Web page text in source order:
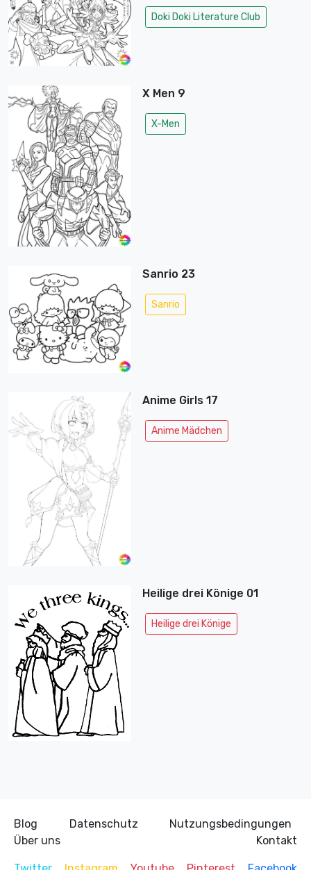
Doki Doki Literature Club
X Men 9
X-Men
Sanrio 23
Sanrio
Anime Girls 17
Anime Mädchen
Heilige drei Könige 01
Heilige drei Könige
Blog Datenschutz
Nutzungsbedingungen
Über uns
Kontakt